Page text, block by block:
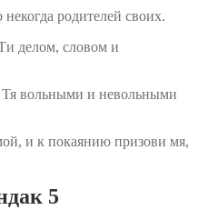
родителей своих.
делом, словом и
вольными и невольными
и к покаянию призови мя,
5